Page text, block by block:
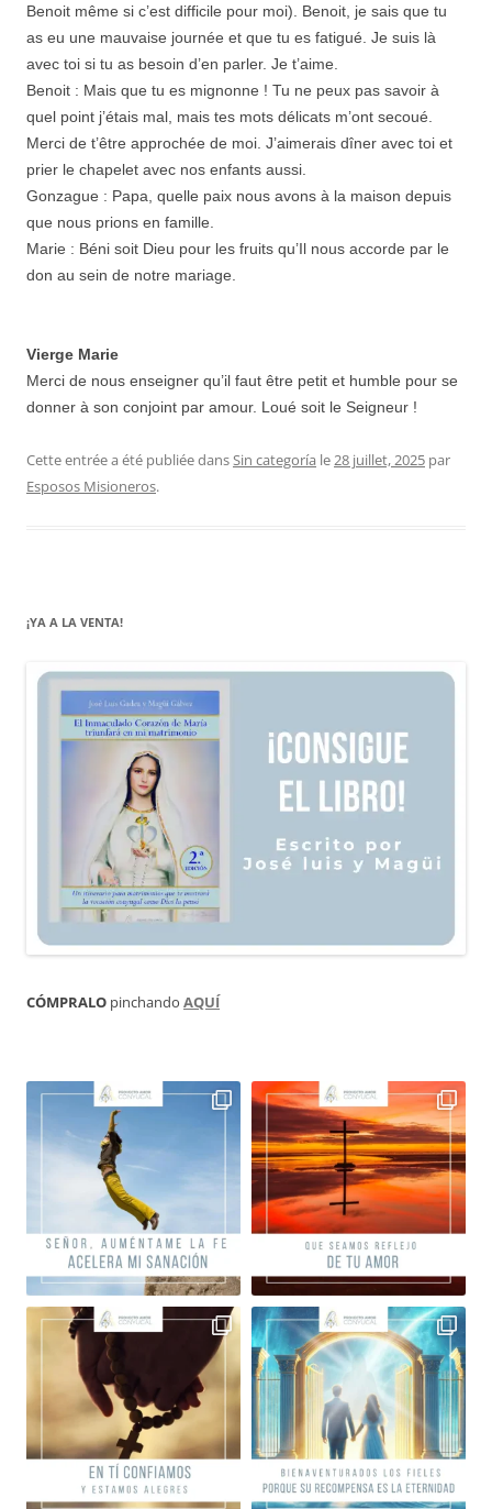
Benoit même si c’est difficile pour moi). Benoit, je sais que tu
as eu une mauvaise journée et que tu es fatigué. Je suis là
avec toi si tu as besoin d’en parler. Je t’aime.
Benoit : Mais que tu es mignonne ! Tu ne peux pas savoir à
quel point j’étais mal, mais tes mots délicats m’ont secoué.
Merci de t’être approchée de moi. J’aimerais dîner avec toi et
prier le chapelet avec nos enfants aussi.
Gonzague : Papa, quelle paix nous avons à la maison depuis
que nous prions en famille.
Marie : Béni soit Dieu pour les fruits qu’Il nous accorde par le
don au sein de notre mariage.
Vierge Marie
Merci de nous enseigner qu’il faut être petit et humble pour se
donner à son conjoint par amour. Loué soit le Seigneur !
Cette entrée a été publiée dansSin categoría le28 juillet, 2025 par
Esposos Misioneros.
¡YA A LA VENTA!
CÓMPRALO pinchando AQUÍ